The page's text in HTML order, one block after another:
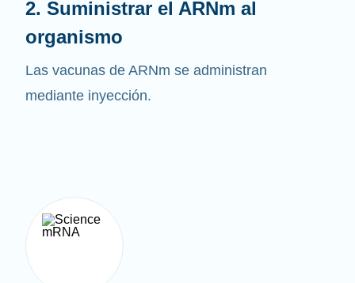
2. Suministrar el ARNm al
organismo
Las vacunas de ARNm se administran
mediante inyección.